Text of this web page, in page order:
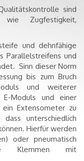
sind
wie Zugfestigkeit,
und dehnfähige
Parallelstreifens und
Sinn dieser Norm
bis zum Bruch
und weiterer
E-Moduls und einer
Extensometer zu
unterschiedlich
Hierfür werden
oder pneumatisch
Klemmen mit